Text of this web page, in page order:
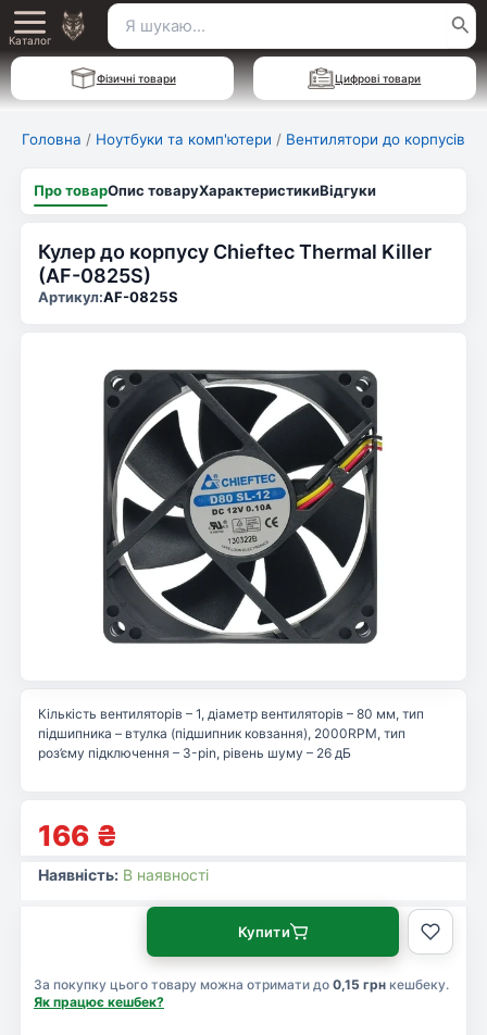
Перейти
до
вмісту
Main
Menu
Каталог
Пошук
для:
Фізичні товари Цифрові товари
Головна / Ноутбуки та комп'ютери / Вентилятори до корпусів
Про товарОпис товаруХарактеристикиВідгуки
Кулер до корпусу Chieftec Thermal Killer
(AF-0825S)
Артикул:AF-0825S
166 ₴
Кількість вентиляторів – 1, діаметр вентиляторів – 80 мм, тип
підшипника – втулка (підшипник ковзання), 2000RPM, тип
роз’єму підключення – 3-pin, рівень шуму – 26 дБ
Наявність: В наявності
За покупку цього товару можна отримати до 0,15 грн кешбеку.
Як працює кешбек?
Купити